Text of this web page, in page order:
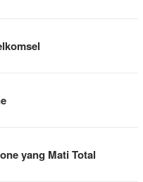
yang Mati Total